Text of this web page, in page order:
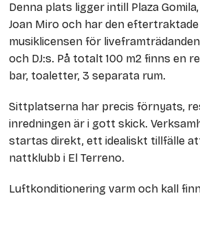
Denna plats ligger intill Plaza
Joan Miro och har den
musiklicensen för
och DJ:s. På totalt 100 m2 finns en
bar, toaletter, 3 separata rum.
Sittplatserna har precis förnyats,
inredningen är i gott skick.
startas direkt, ett idealiskt tillfälle
nattklubb i El Terreno.
Luftkonditionering varm och kall